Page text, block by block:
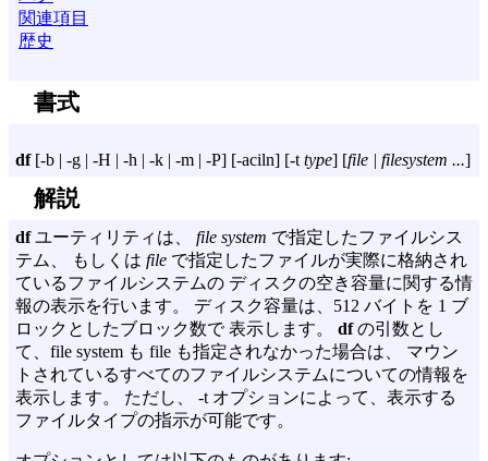
関連項目
歴史
書式
df[-b | -g | -H | -h | -k | -m | -P] [-aciln] [-t type] [file | filesystem ...]
解説
dfユーティリティは、 file system で指定したファイルシス
テム、 もしくは file で指定したファイルが実際に格納され
ているファイルシステムの ディスクの空き容量に関する情
報の表示を行います。 ディスク容量は、512 バイトを 1 ブ
ロックとしたブロック数で 表示します。 dfの引数とし
て、file system も file も指定されなかった場合は、 マウン
トされているすべてのファイルシステムについての情報を
表示します。 ただし、 -t オプションによって、表示する
ファイルタイプの指示が可能です。